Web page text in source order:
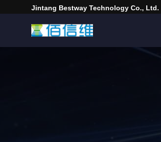
Jintang Bestway Technology Co., Ltd.